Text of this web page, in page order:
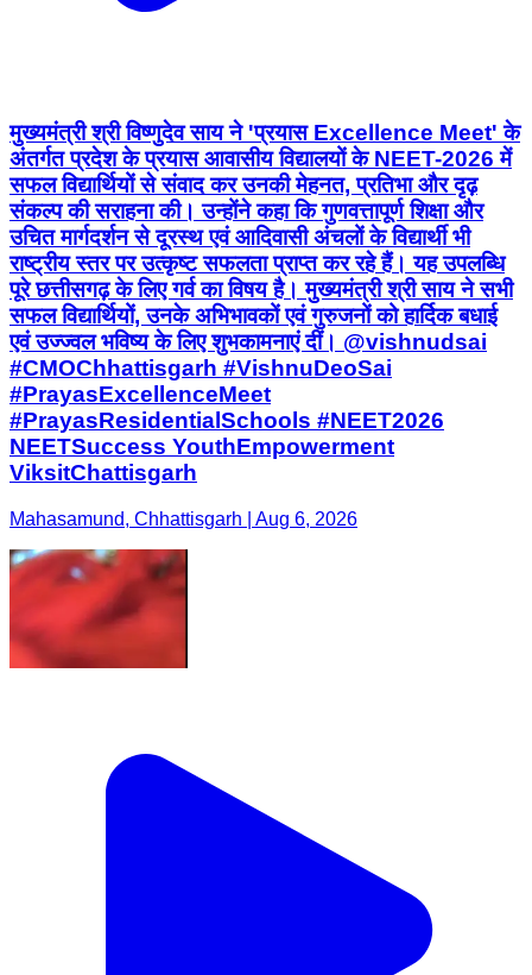
मुख्यमंत्री श्री विष्णुदेव साय ने 'प्रयास Excellence Meet' के
अंतर्गत प्रदेश के प्रयास आवासीय विद्यालयों के NEET-2026 में
सफल विद्यार्थियों से संवाद कर उनकी मेहनत, प्रतिभा और दृढ़
संकल्प की सराहना की। उन्होंने कहा कि गुणवत्तापूर्ण शिक्षा और
उचित मार्गदर्शन से दूरस्थ एवं आदिवासी अंचलों के विद्यार्थी भी
राष्ट्रीय स्तर पर उत्कृष्ट सफलता प्राप्त कर रहे हैं। यह उपलब्धि
पूरे छत्तीसगढ़ के लिए गर्व का विषय है। मुख्यमंत्री श्री साय ने सभी
सफल विद्यार्थियों, उनके अभिभावकों एवं गुरुजनों को हार्दिक बधाई
एवं उज्ज्वल भविष्य के लिए शुभकामनाएं दीं। @vishnudsai
#CMOChhattisgarh #VishnuDeoSai
#PrayasExcellenceMeet
#PrayasResidentialSchools #NEET2026
NEETSuccess YouthEmpowerment
ViksitChattisgarh
Mahasamund, Chhattisgarh | Aug 6, 2026